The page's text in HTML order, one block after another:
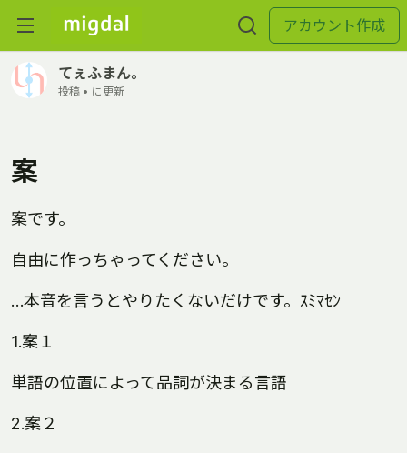
アカウント作成
てぇふまん。
投稿 • に更新
案
案です。
自由に作っちゃってください。
…本音を言うとやりたくないだけです。ｽﾐﾏｾﾝ
1.案１
単語の位置によって品詞が決まる言語
2.案２